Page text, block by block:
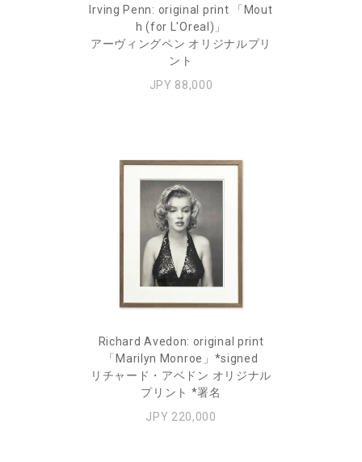
Irving Penn: original print 「Mout
h (for L'Oreal)」
アーヴィングペン オリジナルプリ
ント
JPY 88,000
Richard Avedon: original print
「Marilyn Monroe」*signed
リチャード・アベドン オリジナル
プリント *署名
JPY 220,000